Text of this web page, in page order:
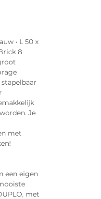
• L 50 x
8
Je
met
een eigen
met